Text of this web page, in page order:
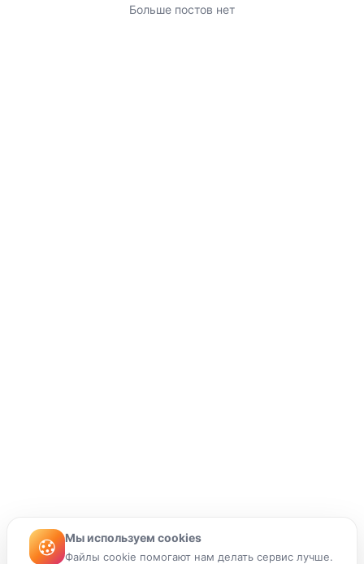
Больше постов нет
Мы используем cookies
Файлы cookie помогают нам делать сервис лучше.